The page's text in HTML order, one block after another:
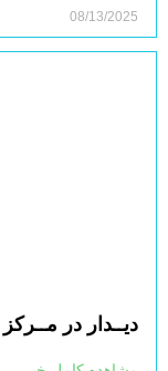
08/13/2025
دیــدار در مــرکز